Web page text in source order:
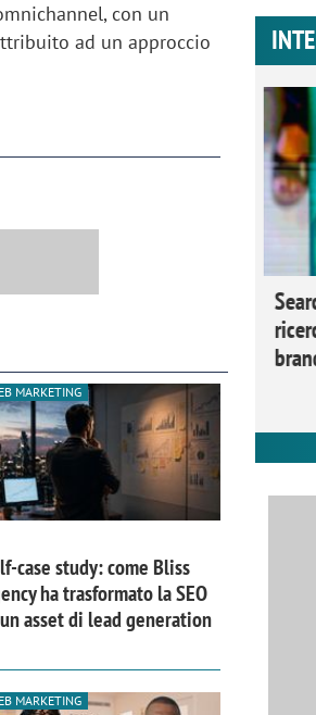
con un
ad un approccio
MARKETING
case study: come Bliss
ha trasformato la SEO
asset di lead generation
MARKETING
mercato. Neri, Ipsos
azioni»